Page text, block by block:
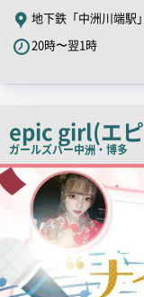
舗
PR
キ
コ
ピ
ー
地下鉄「中洲川端駅
20時〜翌1時
epic girl(エ
ガールズバー中洲・博多
店
舗
PR